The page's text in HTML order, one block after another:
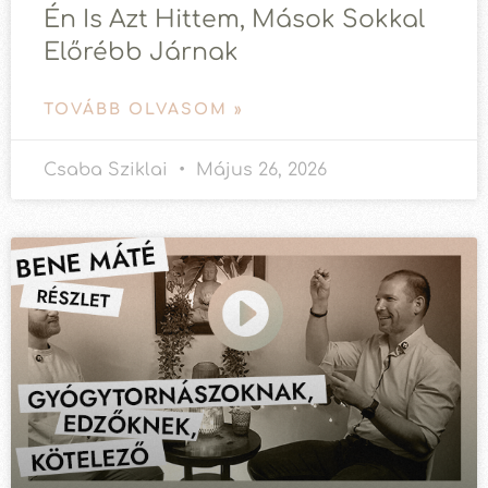
Én Is Azt Hittem, Mások Sokkal
Előrébb Járnak
TOVÁBB OLVASOM »
Csaba Sziklai Május 26, 2026